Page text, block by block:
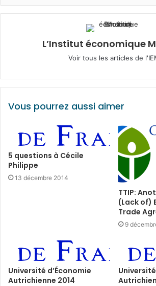
L’Institut économique
Voir tous les articles de
Vous pourrez aussi aimer
5 questions à Cécile
Philippe
13 décembre 2014
TTIP:
(Lack of)
Trade
9
Université d’Économie
Autrichienne 2014